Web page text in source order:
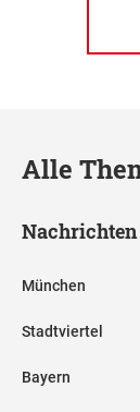
Alle
Nachrichten
München
Stadtviertel
Bayern